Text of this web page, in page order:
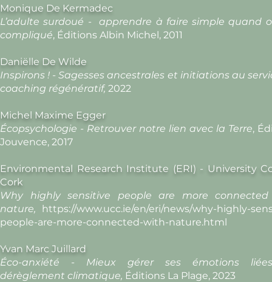
Monique De Kermadec
L’adulte surdoué - apprendre à faire simple quand
compliqué, Éditions Albin Michel, 2011
Daniëlle De Wilde
Inspirons ! - Sagesses ancestrales et initiations au
coaching régénératif, 2022
Michel Maxime Egger
Écopsychologie - Retrouver notre lien avec la Terre,
Jouvence, 2017
Environmental Research Institute (ERI) - University
Cork
Why highly sensitive people are more
nature,
https://www.ucc.ie/en/eri/news/why-highly-
people-are-more-connected-with-nature.html
Yvan Marc Juillard
Éco-anxiété - Mieux gérer ses émotions
dérèglement climatique, Éditions La Plage, 2023